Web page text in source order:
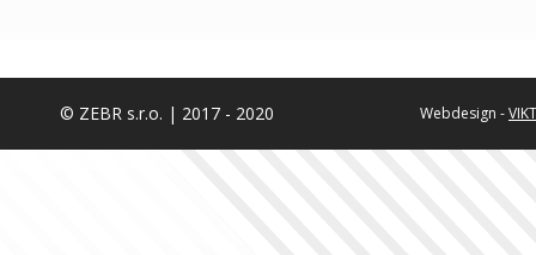
© ZEBR s.r.o. | 2017 - 2020 Webdesign -